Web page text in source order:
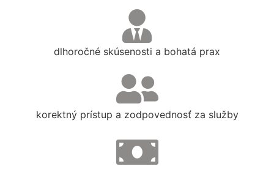
dlhoročné skúsenosti a bohatá prax
korektný prístup a zodpovednosť za služby